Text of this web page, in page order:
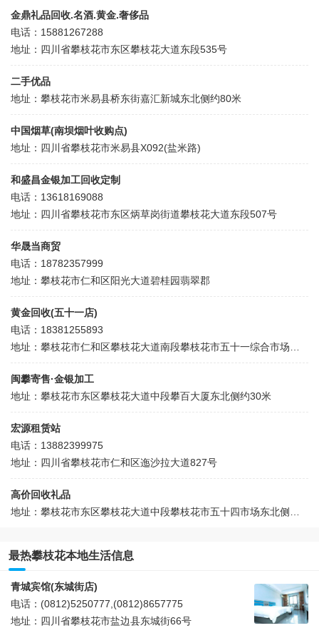
金鼎礼品回收.名酒.黄金.奢侈品
电话：15881267288
地址：四川省攀枝花市东区攀枝花大道东段535号
二手优品
地址：攀枝花市米易县桥东街嘉汇新城东北侧约80米
中国烟草(南坝烟叶收购点)
地址：四川省攀枝花市米易县X092(盐米路)
和盛昌金银加工回收定制
电话：13618169088
地址：四川省攀枝花市东区炳草岗街道攀枝花大道东段507号
华晟当商贸
电话：18782357999
地址：攀枝花市仁和区阳光大道碧桂园翡翠郡
黄金回收(五十一店)
电话：18381255893
闽攀寄售·金银加工
地址：攀枝花市东区攀枝花大道中段攀百大厦东北侧约30米
宏源租赁站
电话：13882399975
地址：四川省攀枝花市仁和区迤沙拉大道827号
高价回收礼品
最热攀枝花本地生活信息
青城宾馆(东城街店)
电话：(0812)5250777,(0812)8657775
地址：四川省攀枝花市盐边县东城街66号